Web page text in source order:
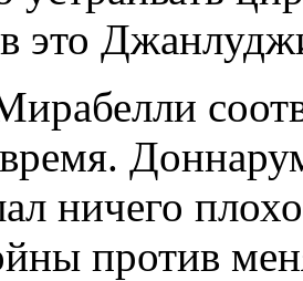
в это
ничего
против